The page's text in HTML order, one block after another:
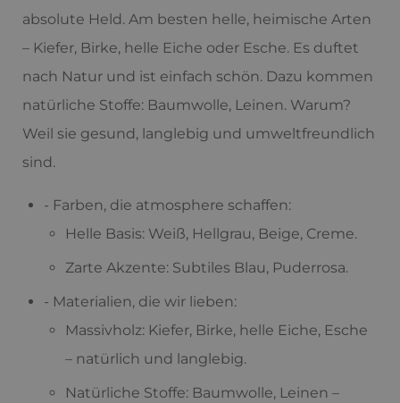
absolute Held. Am besten helle, heimische Arten
– Kiefer, Birke, helle Eiche oder Esche. Es duftet
nach Natur und ist einfach schön. Dazu kommen
natürliche Stoffe: Baumwolle, Leinen. Warum?
Weil sie gesund, langlebig und umweltfreundlich
sind.
- Farben, die atmosphere schaffen:
Helle Basis: Weiß, Hellgrau, Beige, Creme.
Zarte Akzente: Subtiles Blau, Puderrosa.
- Materialien, die wir lieben:
Massivholz: Kiefer, Birke, helle Eiche, Esche
– natürlich und langlebig.
Natürliche Stoffe: Baumwolle, Leinen –